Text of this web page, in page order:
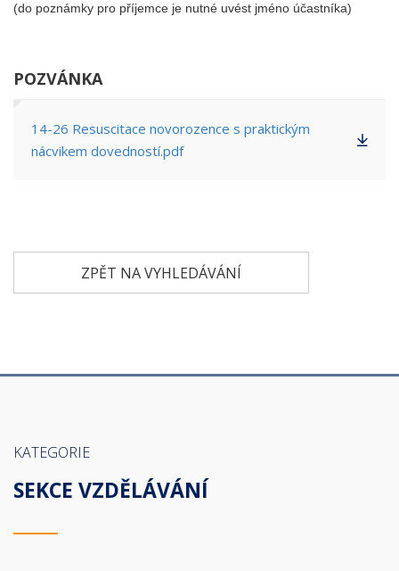
(do poznámky pro příjemce je nutné uvést jméno účastníka)
POZVÁNKA
14-26 Resuscitace novorozence s praktickým
nácvikem dovedností.pdf
ZPĚT NA VYHLEDÁVÁNÍ
KATEGORIE
SEKCE VZDĚLÁVÁNÍ